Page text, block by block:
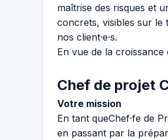
maîtrise des risques et
concrets, visibles sur le
nos client·e·s.
En vue de la
Chef de projet
Votre mission
En tant queChef·fe de
en passant par la